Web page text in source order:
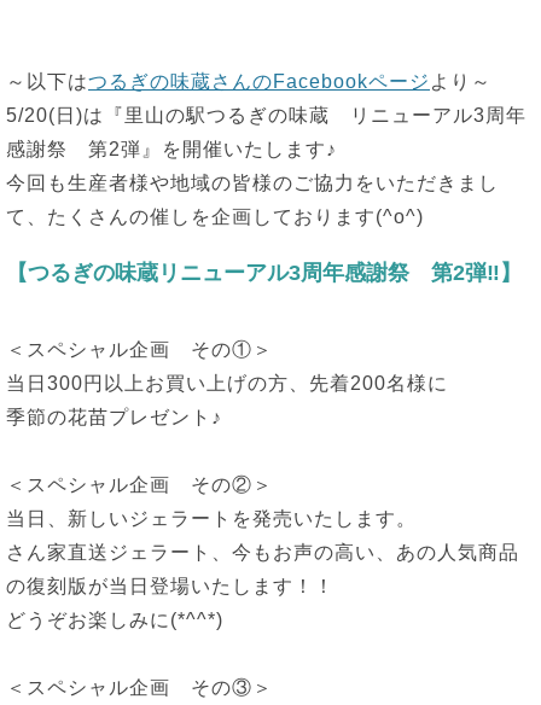
～以下はつるぎの味蔵さんのFacebookページ より～
5/20(日)は『里山の駅つるぎの味蔵 リニューアル3周年
感謝祭 第2弾』を開催いたします♪
今回も生産者様や地域の皆様のご協力をいただきまし
て、たくさんの催しを企画しております(^o^)
【つるぎの味蔵リニューアル3周年感謝祭 第2弾‼︎ 】
＜スペシャル企画 その①＞
当日300円以上お買い上げの方、先着200名様に
季節の花苗プレゼント♪
＜スペシャル企画 その②＞
当日、新しいジェラートを発売いたします。
さん家直送ジェラート、今もお声の高い、あの人気商品
の復刻版が当日登場いたします！！
どうぞお楽しみに(*^^*)
＜スペシャル企画 その③＞